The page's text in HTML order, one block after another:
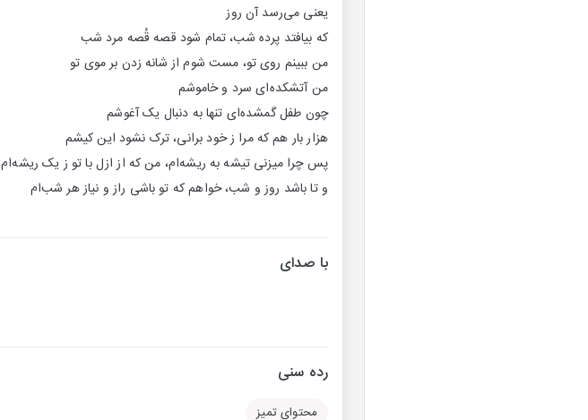
یعنی می‌رسد آن روز
که بیافتد پرده‌ شب، تمام شود قصه قُصه مرد شب
من ببینم روی تو، مست شوم از شانه زدن بر موی‌ تو
من آتشکده‌ای سرد و خاموشم
چون طفل گمشده‌ای تنها به دنبال یک آغوشم
هزار بار هم که مرا ز خود برانی، ترک نشود این کیشم‌
پس چرا میزنی تیشه به ریشه‌ام،‌ من که از ازل با تو ز یک‌ ‌ریشه‌ام
و تا باشد روز و شب، خواهم که تو باشی راز و نیاز هر شب‌ام
با صدای
رده سنی
محتوای تمیز